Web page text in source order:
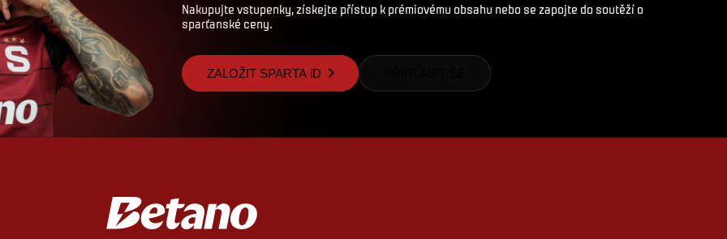
Nakupujte vstupenky, získejte přístup k prémiovému obsahu nebo se zapojte do soutěží o
sparťanské ceny.
ZALOŽIT SPARTA iD